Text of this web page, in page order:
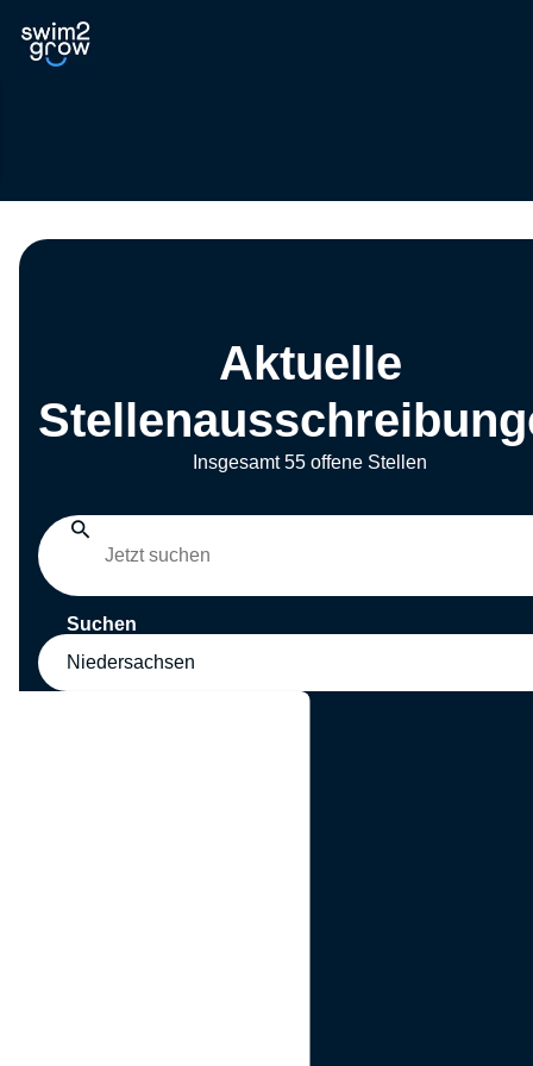
Aktuelle
Insgesamt 55 offene Stellen
Suchen
Niedersachsen